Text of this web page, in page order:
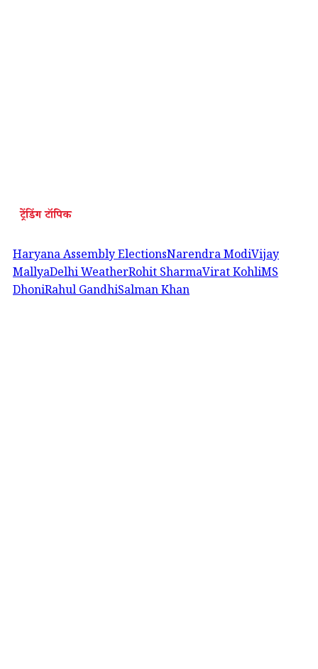
ट्रेंडिंग टॉपिक
Haryana Assembly ElectionsNarendra ModiVijay
MallyaDelhi WeatherRohit SharmaVirat KohliMS
DhoniRahul GandhiSalman Khan